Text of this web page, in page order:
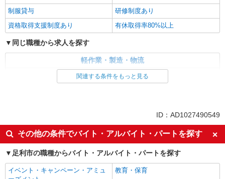
制服貸与
研修制度あり
資格取得支援制度あり
有休取得率80%以上
同じ職種から求人を探す
軽作業・製造・物流
交通費支給
社会保険あり
社宅・寮あり
関連する条件をもっと見る
ID：AD1027490549
その他の条件でバイト・アルバイト・パートを探す
足利市の職種からバイト・アルバイト・パートを探す
イベント・キャンペーン・アミュ
教育・保育